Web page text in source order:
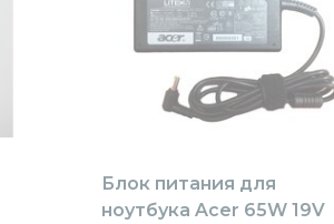
Блок питания для
ноутбука Acer 65W 19V